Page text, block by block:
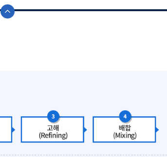
End of interactive chart.